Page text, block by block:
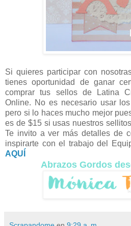
Si quieres participar con
tienes oportunidad de ganar
comprar tus sellos de Latina
Online. No es necesario usar
pero si lo haces mucho mejor
es de $15 si usas nuestros
Te invito a ver más detalles de
inspirarte con el trabajo del
AQUÍ
Abrazos Gordos